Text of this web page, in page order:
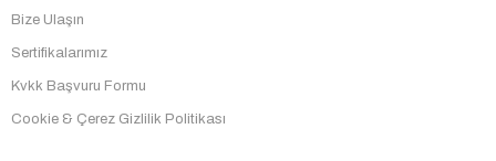
Bize Ulaşın
Sertifikalarımız
Kvkk Başvuru Formu
Cookie & Çerez Gizlilik Politikası